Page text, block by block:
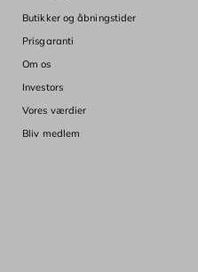
Butikker og åbningstider
Prisgaranti
Om os
Investors
Vores værdier
Bliv medlem